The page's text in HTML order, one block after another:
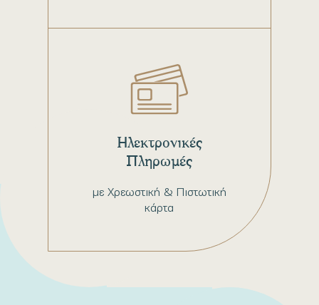
με Χρεωστική & Πιστωτική
κάρτα
Ηλεκτρονικές
Πληρωμές